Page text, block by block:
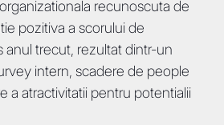
recunoscuta de
pozitiva a scorului de
trecut, rezultat dintr-un
intern, scadere de people
a atractivitatii pentru potentialii